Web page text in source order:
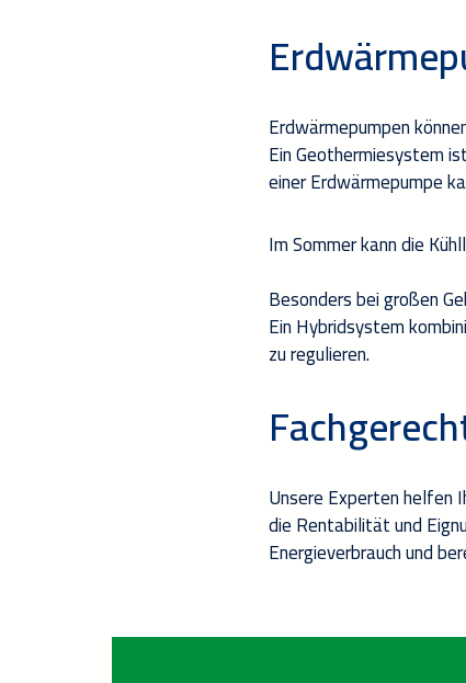
Erdwärmepumpen
EinGeothermiesystem
einer Erdwärmepumpe
ImSommerkann die
Besondersbeigroßen
EinHybridsystem
zuregulieren.
F
Unsere Experten helfen
dieRentabilität und
Energieverbrauchund